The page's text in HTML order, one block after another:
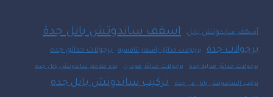
أسقف ساندوتش بانل اسقف ساندوتش بانل جدة
برجولات جدة برجولات حدائق بأسعار تنافسية برجولات حدائق جدة
برجولات حدائق منزلية جدة برجولات حدائق مودرن بناء ملاحق ساندوتش بانل جدة
تركيب الساندوتش بانل في جدة تركيب ساندوتش بانل جدة